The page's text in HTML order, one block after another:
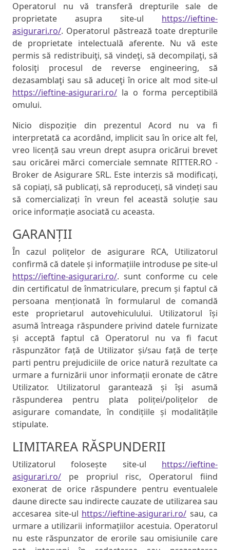
Operatorul nu vă transferă drepturile sale de
proprietate asupra site-ul https://ieftine-
asigurari.ro/. Operatorul păstrează toate drepturile
de proprietate intelectuală aferente. Nu vă este
permis să redistribuiţi, să vindeţi, să decompilaţi, să
folosiţi procesul de reverse engineering, să
dezasamblaţi sau să aduceţi în orice alt mod site-ul
https://ieftine-asigurari.ro/ la o forma perceptibilă
omului.
Nicio dispoziție din prezentul Acord nu va fi
interpretată ca acordând, implicit sau în orice alt fel,
vreo licență sau vreun drept asupra oricărui brevet
sau oricărei mărci comerciale semnate RITTER.RO -
Broker de Asigurare SRL. Este interzis să modificați,
să copiați, să publicați, să reproduceți, să vindeți sau
să comercializați în vreun fel această soluție sau
orice informație asociată cu aceasta.
GARANȚII
În cazul polițelor de asigurare RCA, Utilizatorul
confirmă că datele și informațiile introduse pe site-ul
https://ieftine-asigurari.ro/. sunt conforme cu cele
din certificatul de înmatriculare, precum și faptul că
persoana menționată în formularul de comandă
este proprietarul autovehiculului. Utilizatorul își
asumă întreaga răspundere privind datele furnizate
și acceptă faptul că Operatorul nu va fi facut
răspunzător față de Utilizator și/sau față de terțe
parti pentru prejudiciile de orice natură rezultate ca
urmare a furnizării unor informații eronate de către
Utilizator. Utilizatorul garantează și își asumă
răspunderea pentru plata poliței/polițelor de
asigurare comandate, în condițiile și modalitățile
stipulate.
LIMITAREA RĂSPUNDERII
Utilizatorul folosește site-ul https://ieftine-
asigurari.ro/ pe propriul risc, Operatorul fiind
exonerat de orice răspundere pentru eventualele
daune directe sau indirecte cauzate de utilizarea sau
accesarea site-ul https://ieftine-asigurari.ro/ sau, ca
urmare a utilizarii informațiilor acestuia. Operatorul
nu este răspunzator de erorile sau omisiunile care